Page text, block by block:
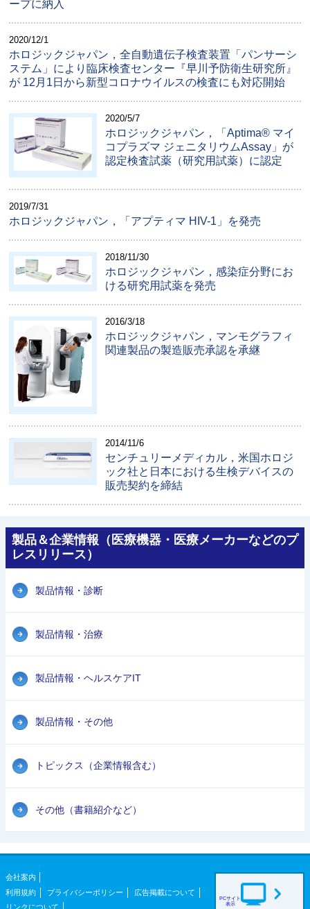
ープに納入
2020/12/1
ホロジックジャパン，全自動遺伝子検査装置「パンサーシ
ステム」により臨床検査センター『早川予防衛生研究所』
が 12月1日から新型コロナウイルスの検査にも対応開始
2020/5/7
ホロジックジャパン，「Aptima® マイ
コプラズマ ジェニタリウムAssay」が
認定検査試薬（研究用試薬）に認定
2019/7/31
ホロジックジャパン，「アプティマ HIV-1」を発売
2018/11/30
ホロジックジャパン，感染症分野にお
ける研究用試薬を発売
2016/3/18
ホロジックジャパン，マンモグラフィ
関連製品の製造販売承認を承継
2014/11/6
センチュリーメディカル，米国ホロジ
ック社と日本における生検デバイスの
販売契約を締結
製品＆企業情報（医療機器・医療メーカーなどのプ
レスリリース）
製品情報・診断
製品情報・治療
製品情報・ヘルスケアIT
製品情報・その他
トピックス（企業情報含む）
その他（書籍紹介など）
会社案内
利用規約
プライバシーポリシー
広告掲載について
リンクについて
PCサイト
表示